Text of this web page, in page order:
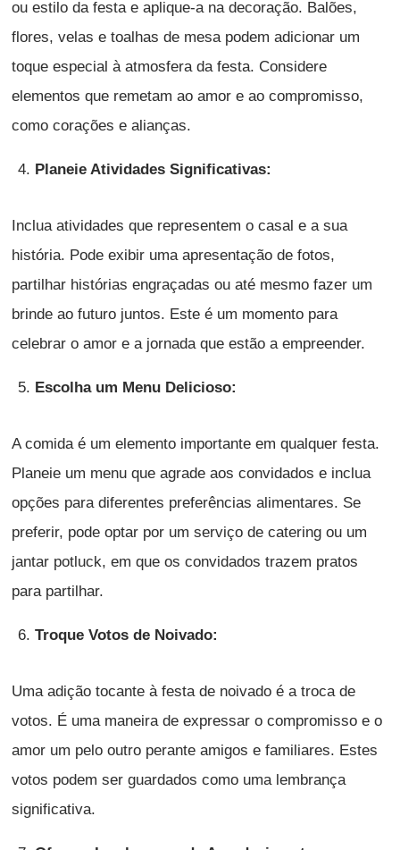
ou estilo da festa e aplique-a na decoração. Balões,
flores, velas e toalhas de mesa podem adicionar um
toque especial à atmosfera da festa. Considere
elementos que remetam ao amor e ao compromisso,
como corações e alianças.
Planeie Atividades Significativas:
Inclua atividades que representem o casal e a sua
história. Pode exibir uma apresentação de fotos,
partilhar histórias engraçadas ou até mesmo fazer um
brinde ao futuro juntos. Este é um momento para
celebrar o amor e a jornada que estão a empreender.
Escolha um Menu Delicioso:
A comida é um elemento importante em qualquer festa.
Planeie um menu que agrade aos convidados e inclua
opções para diferentes preferências alimentares. Se
preferir, pode optar por um serviço de catering ou um
jantar potluck, em que os convidados trazem pratos
para partilhar.
Troque Votos de Noivado:
Uma adição tocante à festa de noivado é a troca de
votos. É uma maneira de expressar o compromisso e o
amor um pelo outro perante amigos e familiares. Estes
votos podem ser guardados como uma lembrança
significativa.